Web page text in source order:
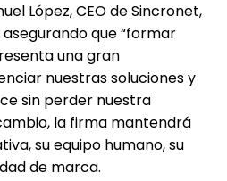
López, CEO de Sincronet,
que “formar
una gran
nuestras soluciones y
sin perder nuestra
la firma mantendrá
su equipo humano, su
de marca.